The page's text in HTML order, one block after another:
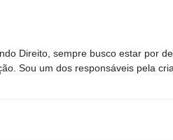
Direito, sempre busco estar por
Sou um dos responsáveis pela